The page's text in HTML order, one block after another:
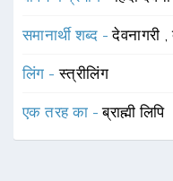
समानार्थी शब्द -देवनागरी ,
लिंग -स्त्रीलिंग
एक तरह का -ब्राह्मी लिपि